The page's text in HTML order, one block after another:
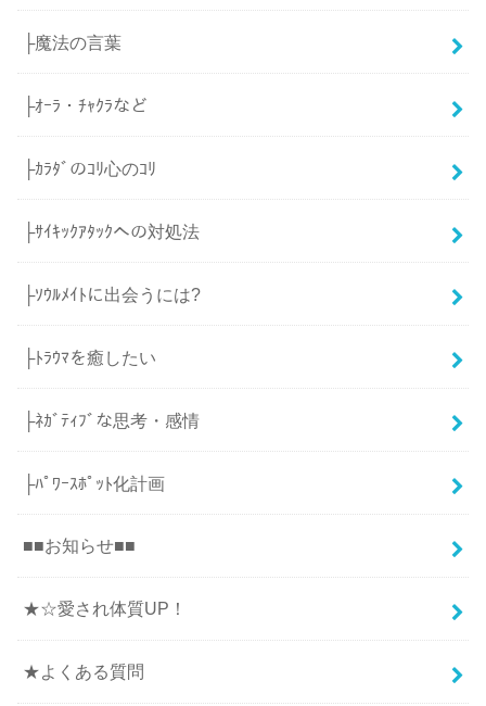
├魔法の言葉
├ｵｰﾗ・ﾁｬｸﾗなど
├ｶﾗﾀﾞのｺﾘ心のｺﾘ
├ｻｲｷｯｸｱﾀｯｸへの対処法
├ｿｳﾙﾒｲﾄに出会うには?
├ﾄﾗｳﾏを癒したい
├ﾈｶﾞﾃｨﾌﾞな思考・感情
├ﾊﾟﾜｰｽﾎﾟｯﾄ化計画
■■お知らせ■■
★☆愛され体質UP！
★よくある質問